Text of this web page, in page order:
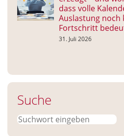
dass volle
Auslastung noch
Fortschritt
31. Juli 2026
Suche
Suchen